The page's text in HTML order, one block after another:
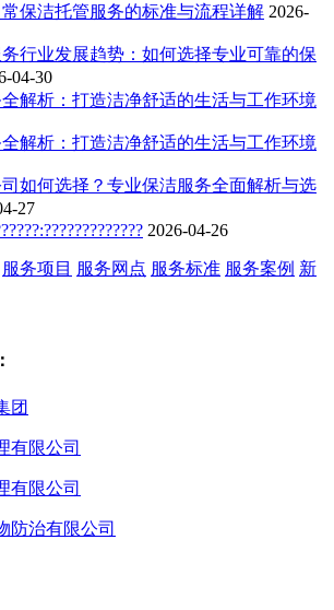
保洁托管服务的标准与流程详解 2026-
务行业发展趋势：如何选择专业可靠的保
04-30
解析：打造洁净舒适的生活与工作环境
解析：打造洁净舒适的生活与工作环境
司如何选择？专业保洁服务全面解析与选
27
2026-04-26
服务项目 服务网点 服务标准 服务案例 新
团
有限公司
有限公司
防治有限公司